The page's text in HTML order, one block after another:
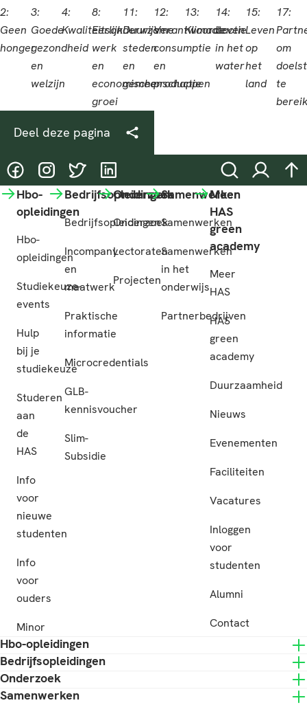
Deel deze pagina
@HASgreenacademy
@HASgreenacademy
@greenacademyHAS
@HASgreenacademy ZoekenInloggen
Hbo-
opleidingen
Hbo-
opleidingen
Studiekeuze-
events
Hulp
bij je
studiekeuze
Studeren
aan
de
HAS
Info
voor
nieuwe
studenten
Info
voor
ouders
Minor
Bedrijfsopleidingen
Bedrijfsopleidingen
Incompany
en
maatwerk
Praktische
informatie
Microcredentials
GLB-
kennisvoucher
Slim-
Subsidie
Onderzoek
Onderzoek
Lectoraten
Projecten
Samenwerken
Samenwerken
Samenwerken
in het
onderwijs
Partnerbedrijven
Meer
HAS
green
academy
Meer
HAS
HAS
green
academy
Duurzaamheid
Nieuws
Evenementen
Faciliteiten
Vacatures
Inloggen
voor
studenten
Alumni
Contact
Hbo-opleidingen
Bedrijfsopleidingen
Onderzoek
Samenwerken